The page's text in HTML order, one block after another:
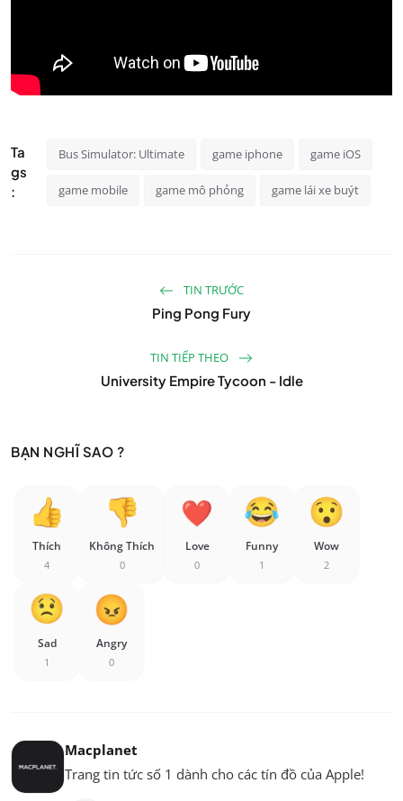
Ta
gs
:
Bus Simulator: Ultimate game iphone game iOS
game mobile game mô phỏng game lái xe buýt
TIN TRƯỚC
Ping Pong Fury
TIN TIẾP THEO
University Empire Tycoon - Idle
BẠN NGHĨ SAO ?
Thích
4
Không Thích
0
Love
0
Funny
1
Wow
2
Sad
1
Angry
0
Macplanet
Trang tin tức số 1 dành cho các tín đồ của Apple!